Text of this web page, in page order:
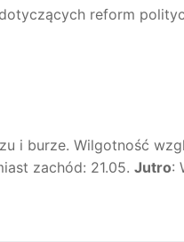
reform
i burze. Wilgotność
zachód: 21.05. Jutro: